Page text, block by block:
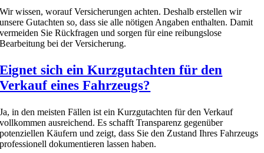
Wir wissen, worauf Versicherungen achten. Deshalb erstellen wir
unsere Gutachten so, dass sie alle nötigen Angaben enthalten. Damit
vermeiden Sie Rückfragen und sorgen für eine reibungslose
Bearbeitung bei der Versicherung.
Eignet sich ein Kurzgutachten für den
Verkauf eines Fahrzeugs?
Ja, in den meisten Fällen ist ein Kurzgutachten für den Verkauf
vollkommen ausreichend. Es schafft Transparenz gegenüber
potenziellen Käufern und zeigt, dass Sie den Zustand Ihres Fahrzeugs
professionell dokumentieren lassen haben.